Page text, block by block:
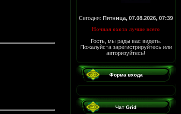
Сегодня: Пятница, 07.08.2026, 07:39
Ночная охота лучше всего
Гость, мы рады вас видеть.
Пожалуйста зарегистрируйтесь или
авторизуйтесь!
Форма входа
Чат Grid